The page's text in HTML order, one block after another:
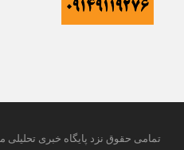
تمامی حقوق نزد پایگاه خبری